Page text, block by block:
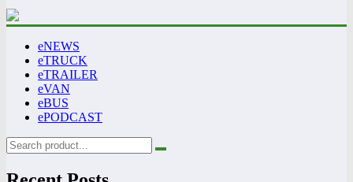
eNEWS
eTRUCK
eTRAILER
eVAN
eBUS
ePODCAST